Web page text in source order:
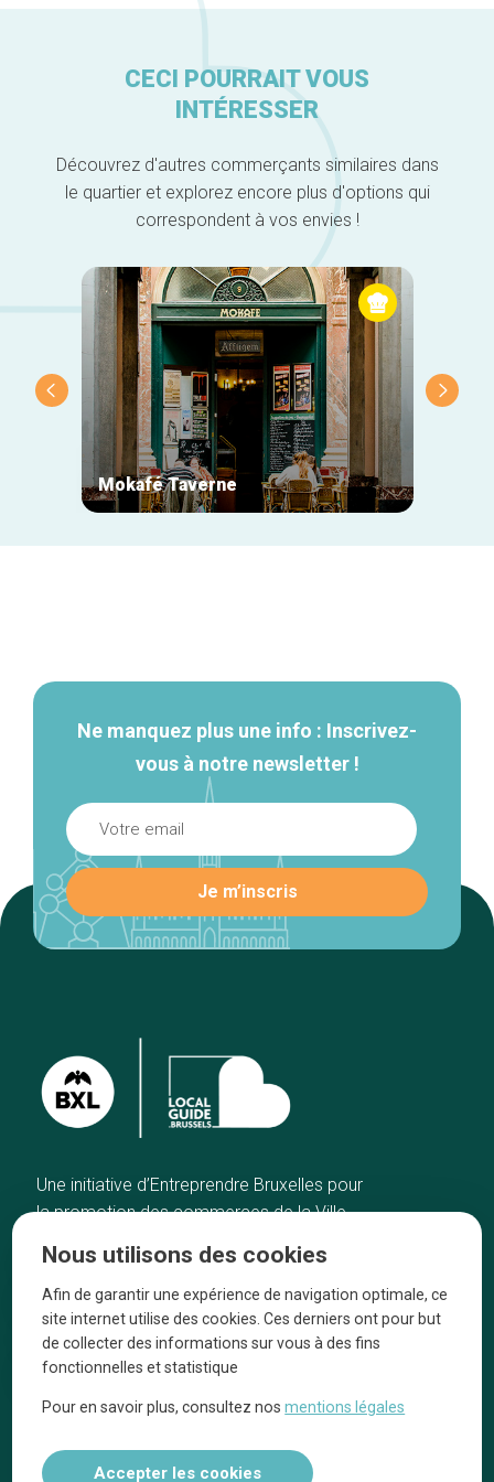
CECI POURRAIT VOUS
INTÉRESSER
Découvrez d'autres commerçants similaires dans
le quartier et explorez encore plus d'options qui
correspondent à vos envies !
Mokafé Taverne
Ne manquez plus une info : Inscrivez-
vous à notre newsletter !
Une initiative d’Entreprendre Bruxelles pour
la promotion des commerces de la Ville
Accueil
Bonnes adresses
Quartiers
Blog
Tops 10
Artisans
A propos
On parle de nous
Nous utilisons des cookies
Afin de garantir une expérience de navigation optimale, ce
site internet utilise des cookies. Ces derniers ont pour but
de collecter des informations sur vous à des fins
fonctionnelles et statistique
Pour en savoir plus, consultez nosmentions légales
Accepter les cookies